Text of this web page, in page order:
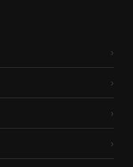
›
›
›
›